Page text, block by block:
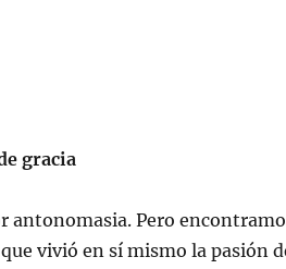
gracia
antonomasia. Pero
vivió en sí mismo la pasión